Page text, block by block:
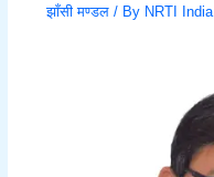
झाँसी मण्डल/ By NRTI India